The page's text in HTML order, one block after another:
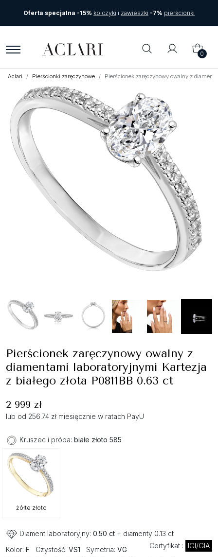
Oferta specjalna -15% kolczyki i zawieszki -7% pierścionki
0
Aclari Pierścionki zaręczynowe Pierścionek zaręczynowy owalny z
Pierścionek zaręczynowy owalny z
diamentami laboratoryjnymi Kartezja
z białego złota P0811BB 0.63 ct
2 999 zł
lub od 256.74 zł miesięcznie w ratach PayU
Kruszec i próba: białe złoto 585
żółte złoto
Diament laboratoryjny: 0.50 ct + diamenty 0.13 ct
Certyfikat :
IGI/GIA
Kolor: F Czystość: VS1 Symetria: VG